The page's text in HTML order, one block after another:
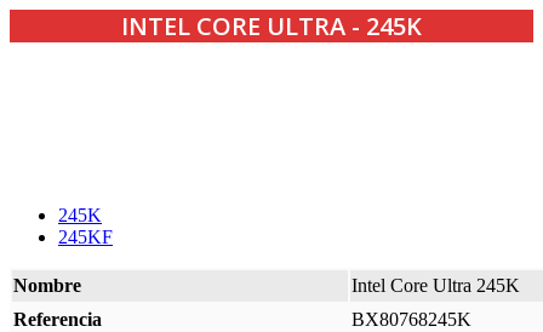
INTEL CORE ULTRA - 245K
245K
245KF
Nombre
Intel Core Ultra 245K
Referencia
BX80768245K